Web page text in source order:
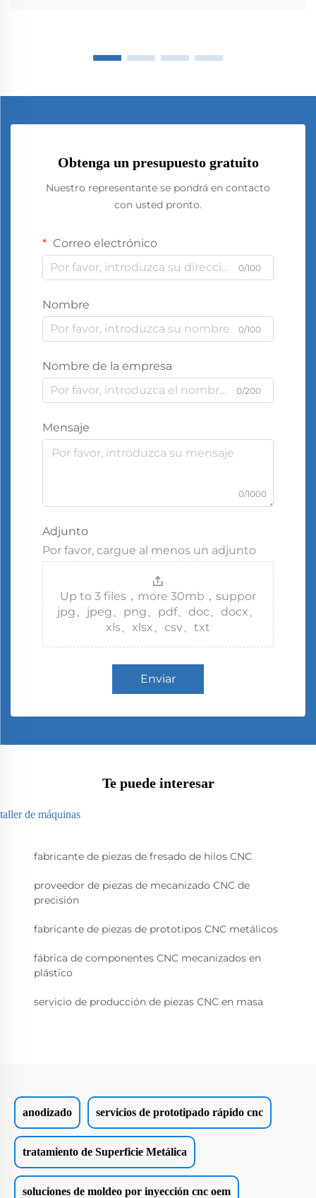
Obtenga un presupuesto gratuito
Nuestro representante se pondrá en contacto
con usted pronto.
Correo electrónico
0/100
Nombre
0/100
Nombre de la empresa
0/200
Mensaje
0/1000
Adjunto
Por favor, cargue al menos un adjunto
Up to 3 files，more 30mb，suppor
jpg、jpeg、png、pdf、doc、docx、
xls、xlsx、csv、txt
Enviar
Te puede interesar
taller de máquinas
fabricante de piezas de fresado de hilos CNC
proveedor de piezas de mecanizado CNC de
precisión
fabricante de piezas de prototipos CNC metálicos
fábrica de componentes CNC mecanizados en
plástico
servicio de producción de piezas CNC en masa
anodizado servicios de prototipado rápido cnc
tratamiento de Superficie Metálica
soluciones de moldeo por inyección cnc oem